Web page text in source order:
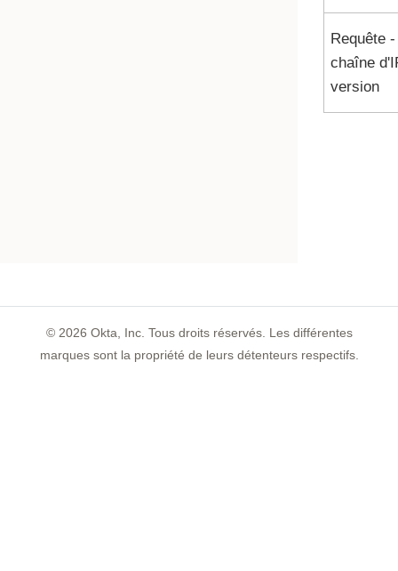
Requête -
chaîne
version
© 2026 Okta, Inc. Tous droits réservés. Les différentes
marques sont la propriété de leurs détenteurs respectifs.